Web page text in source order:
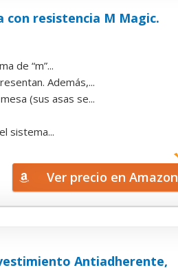
con resistencia M Magic.
de “m”...
Además,...
(sus asas se...
sistema...
Ver precio en Amazon
Antiadherente,